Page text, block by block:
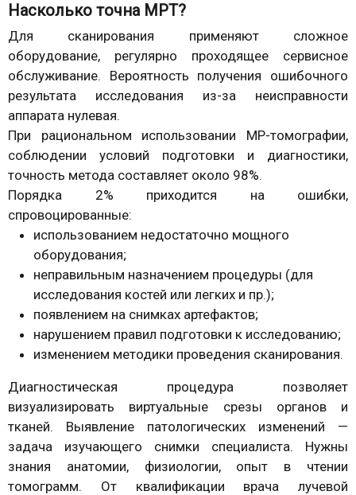
Насколько точна МРТ?
Для сканирования применяют сложное
оборудование, регулярно проходящее сервисное
обслуживание. Вероятность получения ошибочного
результата исследования из-за неисправности
аппарата нулевая.
При рациональном использовании МР-томографии,
соблюдении условий подготовки и диагностики,
точность метода составляет около 98%.
Порядка 2% приходится на ошибки,
спровоцированные:
использованием недостаточно мощного
оборудования;
неправильным назначением процедуры (для
исследования костей или легких и пр.);
появлением на снимках артефактов;
нарушением правил подготовки к исследованию;
изменением методики проведения сканирования.
Диагностическая процедура позволяет
визуализировать виртуальные срезы органов и
тканей. Выявление патологических изменений —
задача изучающего снимки специалиста. Нужны
знания анатомии, физиологии, опыт в чтении
томограмм. От квалификации врача лучевой